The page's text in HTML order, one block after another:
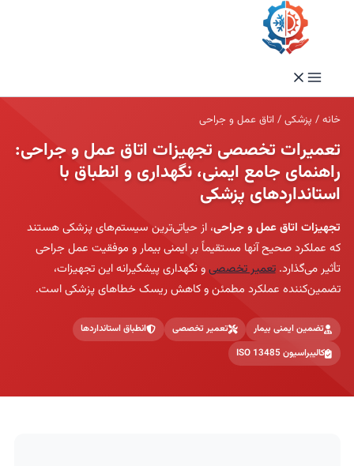
خانه / پزشکی / اتاق عمل و جراحی
تعمیرات تخصصی تجهیزات اتاق عمل و جراحی:
راهنمای جامع ایمنی، نگهداری و انطباق با
استانداردهای پزشکی
تجهیزات اتاق عمل و جراحی، از حیاتی‌ترین سیستم‌های پزشکی هستند
که عملکرد صحیح آنها مستقیماً بر ایمنی بیمار و موفقیت عمل جراحی
تأثیر می‌گذارد.تعمیر تخصصیو نگهداری پیشگیرانه این تجهیزات،
تضمین‌کننده عملکرد مطمئن و کاهش ریسک خطاهای پزشکی است.
تضمین ایمنی بیمار تعمیر تخصصی
انطباق استانداردها
کالیبراسیون ISO 13485